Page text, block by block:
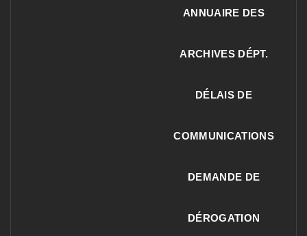
ANNUAIRE DES
ARCHIVES DÉPT.
DÉLAIS DE
COMMUNICATIONS
DEMANDE DE
DÉROGATION